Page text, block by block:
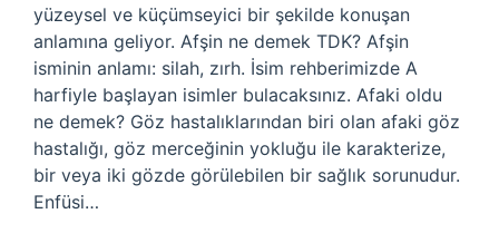
yüzeysel ve küçümseyici bir şekilde konuşan
anlamına geliyor. Afşin ne demek TDK? Afşin
isminin anlamı: silah, zırh. İsim rehberimizde A
harfiyle başlayan isimler bulacaksınız. Afaki oldu
ne demek? Göz hastalıklarından biri olan afaki göz
hastalığı, göz merceğinin yokluğu ile karakterize,
bir veya iki gözde görülebilen bir sağlık sorunudur.
Enfüsi…